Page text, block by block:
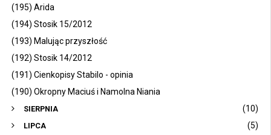
(195) Arida
(194) Stosik 15/2012
(193) Malując przyszłość
(192) Stosik 14/2012
(191) Cienkopisy Stabilo - opinia
(190) Okropny Maciuś i Namolna Niania
SIERPNIA (10)
LIPCA (5)